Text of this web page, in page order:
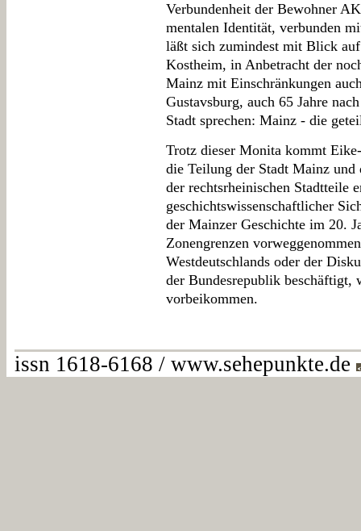
Verbundenheit der Bewohner
mentalen Identität, verbunden
läßt sich zumindest mit Blick
Kostheim, in Anbetracht der
Mainz mit Einschränkungen
Gustavsburg, auch 65 Jahre
Stadt sprechen: Mainz - die
Trotz dieser Monita kommt
die Teilung der Stadt Mainz
der rechtsrheinischen Stadtteile
geschichtswissenschaftlicher
der Mainzer Geschichte im 20.
Zonengrenzen
Westdeutschlands oder der
der Bundesrepublik beschäftigt,
vorbeikommen.
issn 1618-6168 / www.sehepunkte.de